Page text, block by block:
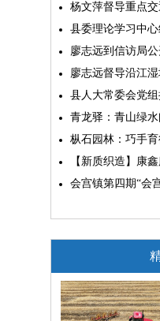
杨文萍督导重点交
县委理论学习中
廖志远到信访局
廖志远督导沿江
县人大常委会党
青龙驿：青山绿
枞石园林：巧手
【新质织造】康
会宫镇第四期“会